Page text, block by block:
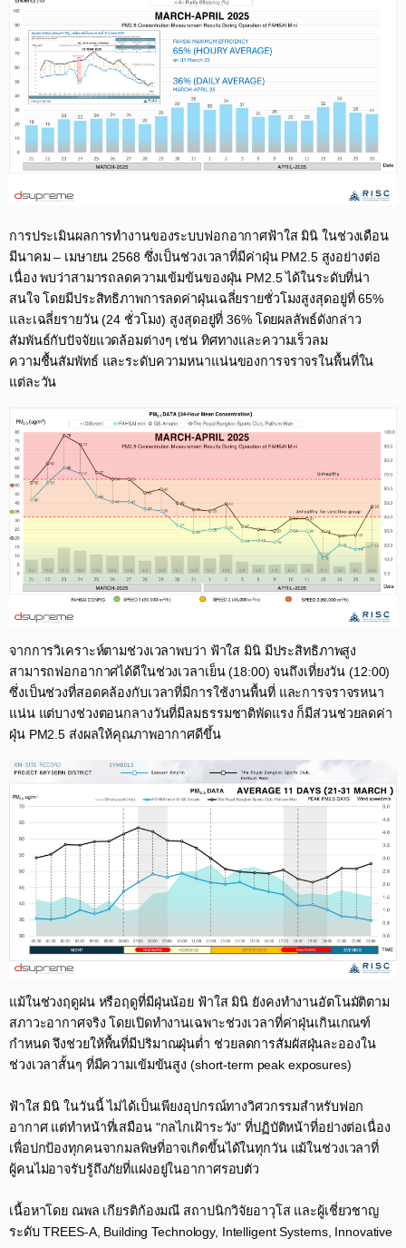
การประเมินผลการทำงานของระบบฟอกอากาศฟ้าใส มินิ ในช่วงเดือน
มีนาคม – เมษายน 2568 ซึ่งเป็นช่วงเวลาที่มีค่าฝุ่น PM2.5 สูงอย่างต่อ
เนื่อง พบว่าสามารถลดความเข้มข้นของฝุ่น PM2.5 ได้ในระดับที่น่า
สนใจ โดยมีประสิทธิภาพการลดค่าฝุ่นเฉลี่ยรายชั่วโมงสูงสุดอยู่ที่ 65%
และเฉลี่ยรายวัน (24 ชั่วโมง) สูงสุดอยู่ที่ 36% โดยผลลัพธ์ดังกล่าว
สัมพันธ์กับปัจจัยแวดล้อมต่างๆ เช่น ทิศทางและความเร็วลม
ความชื้นสัมพัทธ์ และระดับความหนาแน่นของการจราจรในพื้นที่ใน
แต่ละวัน
จากการวิเคราะห์ตามช่วงเวลาพบว่า ฟ้าใส มินิ มีประสิทธิภาพสูง
สามารถฟอกอากาศได้ดีในช่วงเวลาเย็น (18:00) จนถึงเที่ยงวัน (12:00)
ซึ่งเป็นช่วงที่สอดคล้องกับเวลาที่มีการใช้งานพื้นที่ และการจราจรหนา
แน่น แต่บางช่วงตอนกลางวันที่มีลมธรรมชาติพัดแรง ก็มีส่วนช่วยลดค่า
ฝุ่น PM2.5 ส่งผลให้คุณภาพอากาศดีขึ้น​
แม้ในช่วงฤดูฝน หรือฤดูที่มีฝุ่นน้อย ฟ้าใส มินิ ยังคงทำงานอัตโนมัติตาม
สภาวะอากาศจริง โดยเปิดทำงานเฉพาะช่วงเวลาที่ค่าฝุ่นเกินเกณฑ์
กำหนด จึงช่วยให้พื้นที่มีปริมาณฝุ่นต่ำ ช่วยลดการสัมผัสฝุ่นละอองใน
ช่วงเวลาสั้นๆ ที่มีความเข้มข้นสูง (short-term peak exposures)
ฟ้าใส มินิ ในวันนี้ ไม่ได้เป็นเพียงอุปกรณ์ทางวิศวกรรมสำหรับฟอก
อากาศ แต่ทำหน้าที่เสมือน "กลไกเฝ้าระวัง" ที่ปฏิบัติหน้าที่อย่างต่อเนื่อง
เพื่อปกป้องทุกคนจากมลพิษที่อาจเกิดขึ้นได้ในทุกวัน แม้ในช่วงเวลาที่
ผู้คนไม่อาจรับรู้ถึงภัยที่แฝงอยู่ในอากาศรอบตัว​
เนื้อหาโดย ณพล เกียรติก้องมณี สถาปนิกวิจัยอาวุโส และผู้เชี่ยวชาญ
ระดับ TREES-A, Building Technology, Intelligent Systems, Innovative